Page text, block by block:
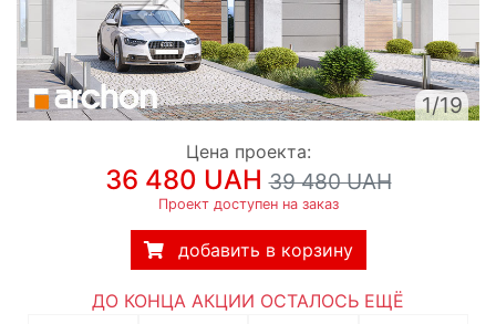
1/19
Цена проекта:
36 480 UAH39 480 UAH
Проект доступен на заказ
добавить в корзину
ДО КОНЦА АКЦИИ ОСТАЛОСЬ ЕЩЁ